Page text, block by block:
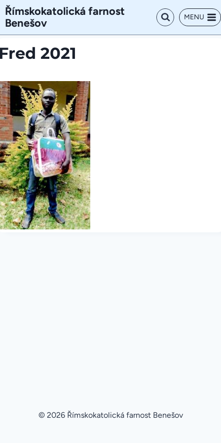
Přeskočit
na
obsah
Římskokatolická farnost
Benešov
MENU
2021
© 2026 Římskokatolická farnost Benešov